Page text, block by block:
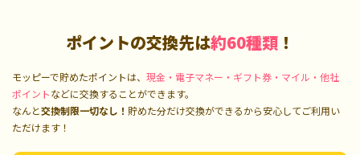
ポイントの交換先は約60種類 ！
モッピーで貯めたポイントは、 現金・電子マネー・ギフト券・マイル・他社
ポイントなどに交換することができます。
なんと交換制限一切なし！ 貯めた分だけ交換ができるから安心してご利用い
ただけます！